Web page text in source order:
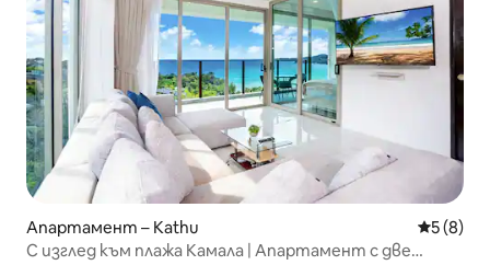
Апартамент – Kathu Средна
5 (8)
С изглед към плажа Камала | Апартамент с две